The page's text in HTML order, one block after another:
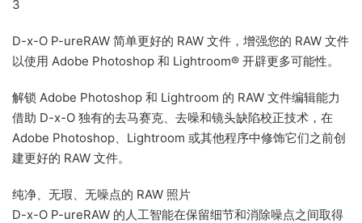
3
D-x-O P-ureRAW 简单更好的 RAW 文件，增强您的 RAW 文件
以使用 Adob​​e Photoshop 和 Lightroom® 开辟更多可能性。
解锁 Adob​​e Photoshop 和 Lightroom 的 RAW 文件编辑能力
借助 D-x-O 独有的去马赛克、去噪和镜头缺陷校正技术，在
Adob​​e Photoshop、Lightroom 或其他程序中修饰它们之前创
建更好的 RAW 文件。
纯净、无瑕、无噪点的 RAW 照片
D-x-O P-ureRAW 的人工智能在保留细节和消除噪点之间取得